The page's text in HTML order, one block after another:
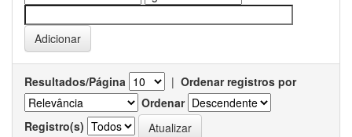
Resultados/Página | Ordenar registros por
Ordenar
Registro(s)